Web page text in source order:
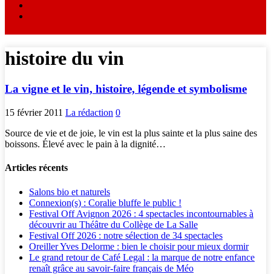
histoire du vin
La vigne et le vin, histoire, légende et symbolisme
15 février 2011 La rédaction 0
Source de vie et de joie, le vin est la plus sainte et la plus saine des
boissons. Élevé avec le pain à la dignité…
Articles récents
Salons bio et naturels
Connexion(s) : Coralie bluffe le public !
Festival Off Avignon 2026 : 4 spectacles incontournables à
découvrir au Théâtre du Collège de La Salle
Festival Off 2026 : notre sélection de 34 spectacles
Oreiller Yves Delorme : bien le choisir pour mieux dormir
Le grand retour de Café Legal : la marque de notre enfance
renaît grâce au savoir-faire français de Méo